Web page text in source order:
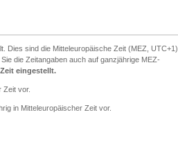
Dies sind die Mitteleuropäische Zeit (MEZ, UTC+1)
die Zeitangaben auch auf ganzjährige MEZ-
eingestellt.
Zeit vor.
in Mitteleuropäischer Zeit vor.